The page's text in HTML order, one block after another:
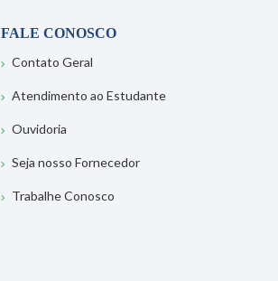
FALE CONOSCO
Contato Geral
Atendimento ao Estudante
Ouvidoria
Seja nosso Fornecedor
Trabalhe Conosco